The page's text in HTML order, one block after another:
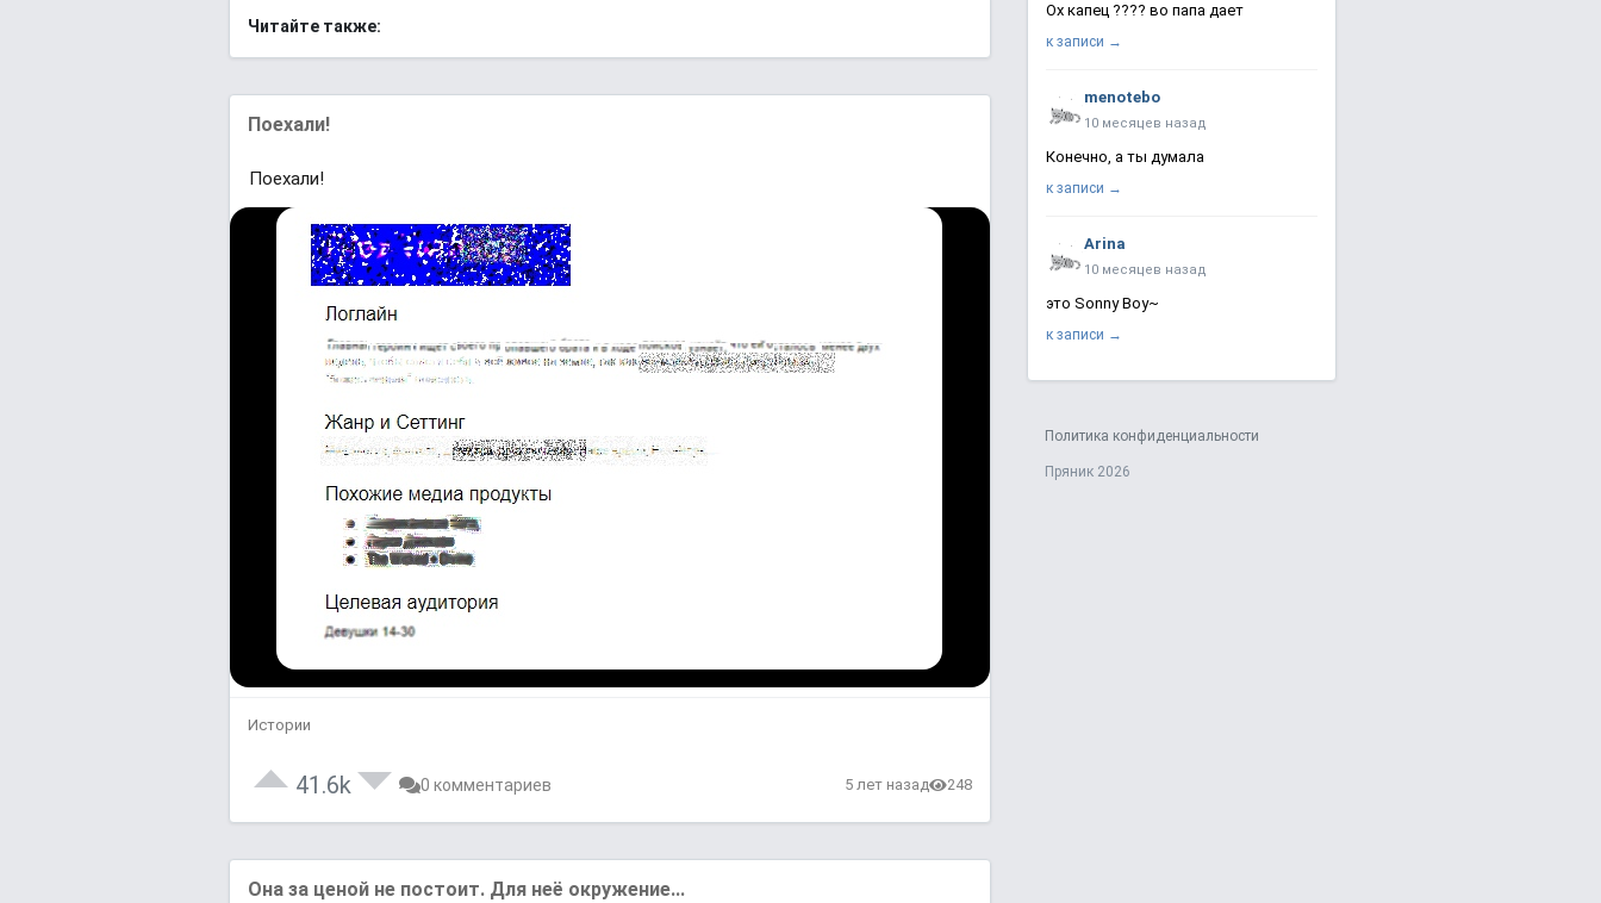
Читайте также:
Поехали!
Поехали!
Истории
41.6k 0 комментариев 5 лет назад 248
Она за ценой не постоит. Для неё окружение...
Ох капец ???? во папа дает
к записи →
menotebo
10 месяцев назад
Конечно, а ты думала
к записи →
Arina
10 месяцев назад
это Sonny Boy~
к записи →
Политика конфиденциальности
Пряник 2026